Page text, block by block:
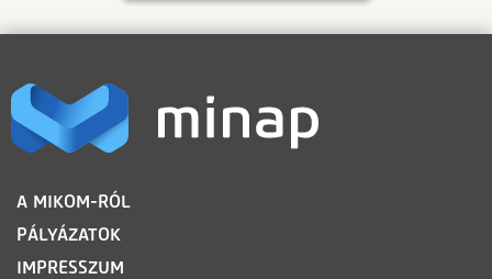
LÁBLÉC
A MIKOM-RÓL
PÁLYÁZATOK
IMPRESSZUM